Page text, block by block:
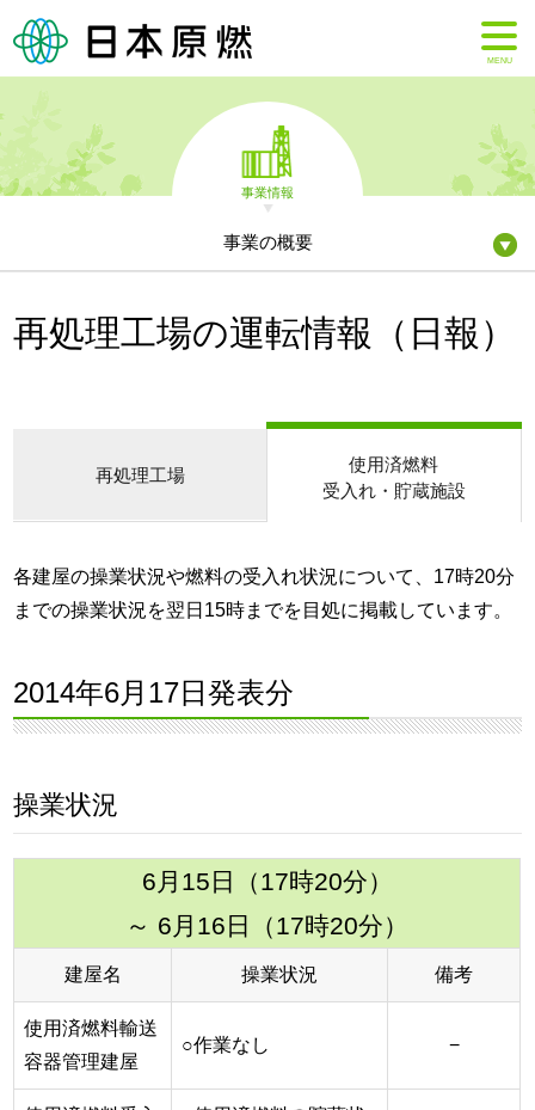
MENU
事業情報
事業の概要
再処理工場の運転情報（日報）
再処理工場
使用済燃料
受入れ・貯蔵施設
各建屋の操業状況や燃料の受入れ状況について、17時20分
までの操業状況を翌日15時までを目処に掲載しています。
2014年6月17日発表分
操業状況
6月15日（17時20分）
～ 6月16日（17時20分）
建屋名 操業状況 備考
使用済燃料輸送
容器管理建屋
○作業なし −